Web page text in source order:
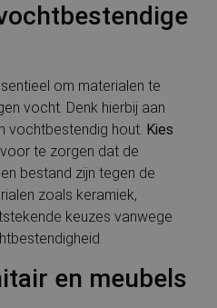
om materialen te
vocht. Denk hierbij aan
vochtbestendig hout. Kies
te zorgen dat de
bestand zijn tegen de
zoals keramiek,
keuzes vanwege
en meubels